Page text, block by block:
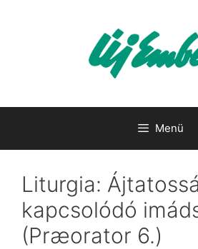
Menü
Liturgia:
kapcsolódó
(Præorator 6.)